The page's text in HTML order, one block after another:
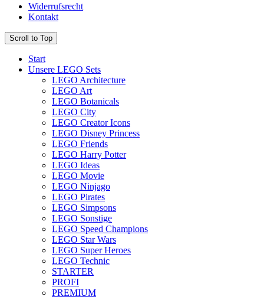
Widerrufsrecht
Kontakt
Scroll to Top
Start
Unsere LEGO Sets
LEGO Architecture
LEGO Art
LEGO Botanicals
LEGO City
LEGO Creator Icons
LEGO Disney Princess
LEGO Friends
LEGO Harry Potter
LEGO Ideas
LEGO Movie
LEGO Ninjago
LEGO Pirates
LEGO Simpsons
LEGO Sonstige
LEGO Speed Champions
LEGO Star Wars
LEGO Super Heroes
LEGO Technic
STARTER
PROFI
PREMIUM